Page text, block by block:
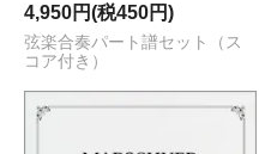
4,950円(税450円)
弦楽合奏パート譜セット（ス
コア付き）